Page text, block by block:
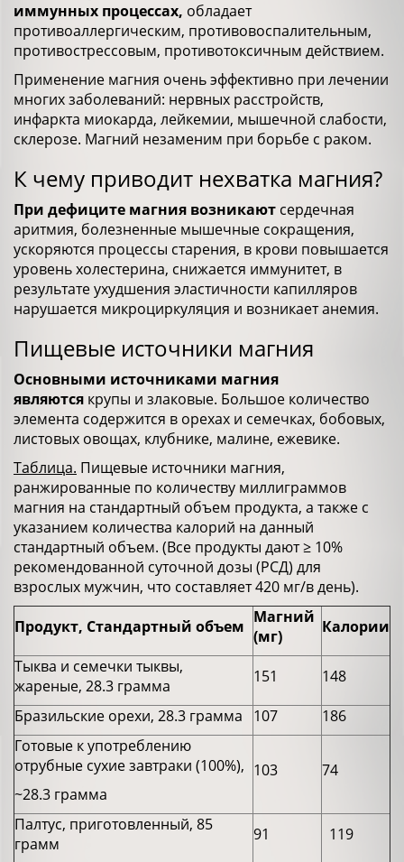
иммунных процессах, обладает
противоаллергическим, противовоспалительным,
противострессовым, противотоксичным действием.
Применение магния очень эффективно при лечении
многих заболеваний: нервных расстройств,
инфаркта миокарда, лейкемии, мышечной слабости,
склерозе. Магний незаменим при борьбе с раком.
К чему приводит нехватка магния?
При дефиците магния возникают сердечная
аритмия, болезненные мышечные сокращения,
ускоряются процессы старения, в крови повышается
уровень холестерина, снижается иммунитет, в
результате ухудшения эластичности капилляров
нарушается микроциркуляция и возникает анемия.
Пищевые источники магния
Основными источниками магния
являются крупы и злаковые. Большое количество
элемента содержится в орехах и семечках, бобовых,
листовых овощах, клубнике, малине, ежевике.
Таблица. Пищевые источники магния,
ранжированные по количеству миллиграммов
магния на стандартный объем продукта, а также с
указанием количества калорий на данный
стандартный объем. (Все продукты дают ≥ 10%
рекомендованной суточной дозы (РСД) для
взрослых мужчин, что составляет 420 мг/в день).
Продукт, Стандартный объем Магний
(мг)
Калории
Тыква и семечки тыквы,
жареные, 28.3 грамма
151
148
Бразильские орехи, 28.3 грамма
107
186
Готовые к употреблению
отрубные сухие завтраки (100%),
~28.3 грамма
103 74
Палтус, приготовленный, 85
грамм
91 119